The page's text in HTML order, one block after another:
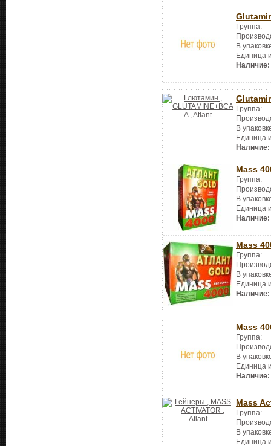
Группа:
В
Единица
Наличие:
Группа:
В
Единица
Наличие:
Mass
Группа:
В
Единица
Наличие:
Mass
Группа:
В
Единица
Наличие:
Mass
Группа:
В
Единица
Наличие:
Mass
Группа:
В
Единица